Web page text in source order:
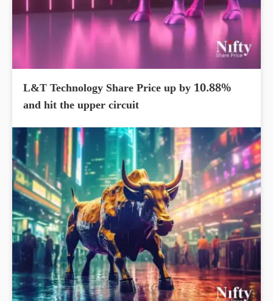
L&T Technology Share Price up by 10.88%
and hit the upper circuit